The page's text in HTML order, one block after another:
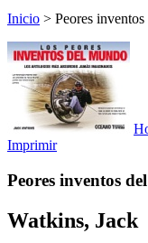
Inicio > Peores
Imprimir
Peores inventos
Watkins, Jack